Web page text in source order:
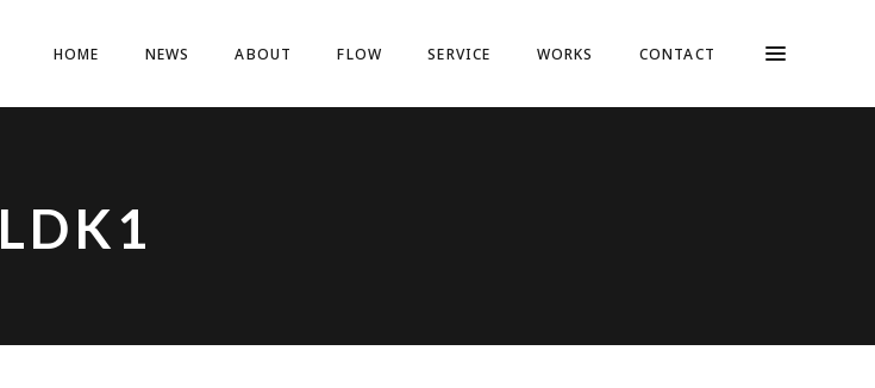
HOME NEWS ABOUT FLOW SERVICE WORKS CONTACT
LDK1